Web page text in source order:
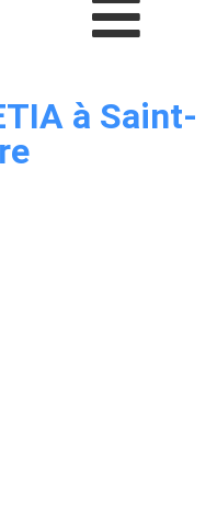
à Saint-